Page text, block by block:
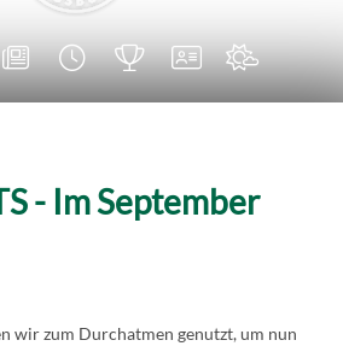
    
- Im September
wir zum Durchatmen genutzt, um nun